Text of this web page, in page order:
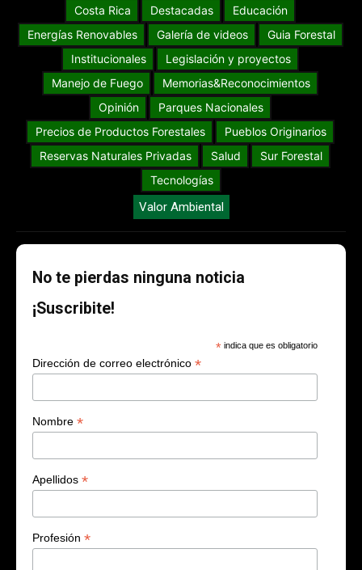
Costa Rica
Destacadas
Educación
Energías Renovables
Galería de videos
Guia Forestal
Institucionales
Legislación y proyectos
Manejo de Fuego
Memorias&Reconocimientos
Opinión
Parques Nacionales
Precios de Productos Forestales
Pueblos Originarios
Reservas Naturales Privadas
Salud
Sur Forestal
Tecnologías
Valor Ambiental
No te pierdas ninguna noticia
¡Suscribite!
* indica que es obligatorio
Dirección de correo electrónico *
Nombre *
Apellidos *
Profesión *